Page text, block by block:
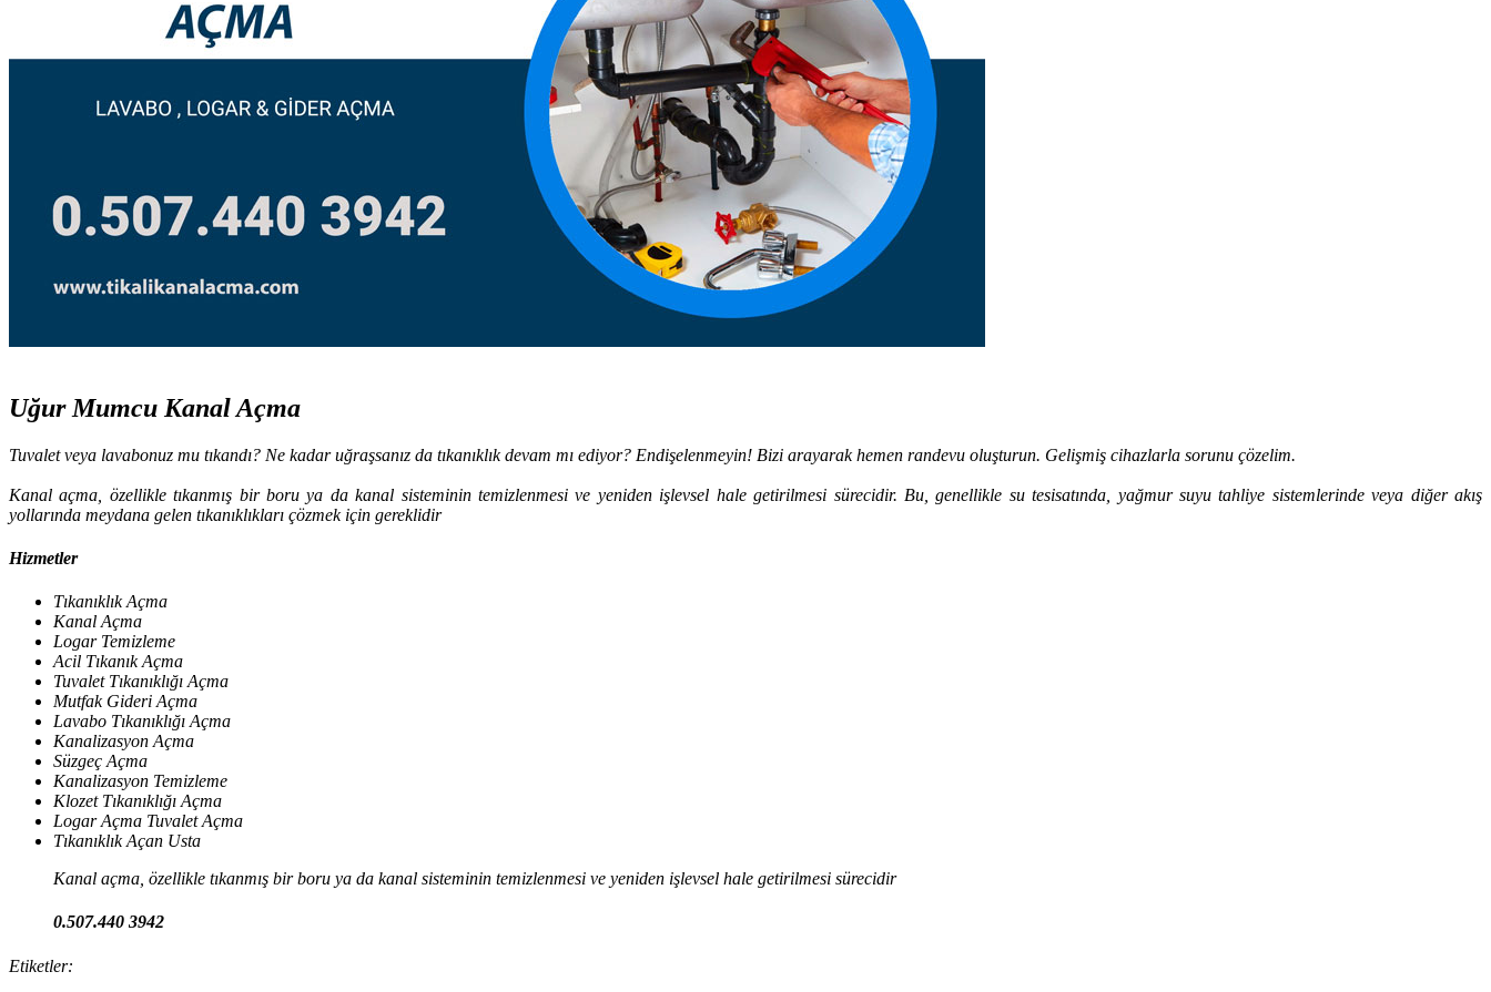
Uğur Mumcu Kanal Açma
Tuvalet veya lavabonuz mu tıkandı? Ne kadar uğraşsanız da tıkanıklık devam mı ediyor? Endişelenmeyin! Bizi arayarak hemen randevu oluşturun. Gelişmiş cihazlarla sorunu çözelim.
Kanal açma, özellikle tıkanmış bir boru ya da kanal sisteminin temizlenmesi ve yeniden işlevsel hale getirilmesi sürecidir. Bu, genellikle su tesisatında, yağmur suyu tahliye sistemlerinde veya diğer akış
yollarında meydana gelen tıkanıklıkları çözmek için gereklidir
Hizmetler
Tıkanıklık Açma
Kanal Açma
Logar Temizleme
Acil Tıkanık Açma
Tuvalet Tıkanıklığı Açma
Mutfak Gideri Açma
Lavabo Tıkanıklığı Açma
Kanalizasyon Açma
Süzgeç Açma
Kanalizasyon Temizleme
Klozet Tıkanıklığı Açma
Logar Açma Tuvalet Açma
Tıkanıklık Açan Usta
Kanal açma, özellikle tıkanmış bir boru ya da kanal sisteminin temizlenmesi ve yeniden işlevsel hale getirilmesi sürecidir
0.507.440 3942
Etiketler: